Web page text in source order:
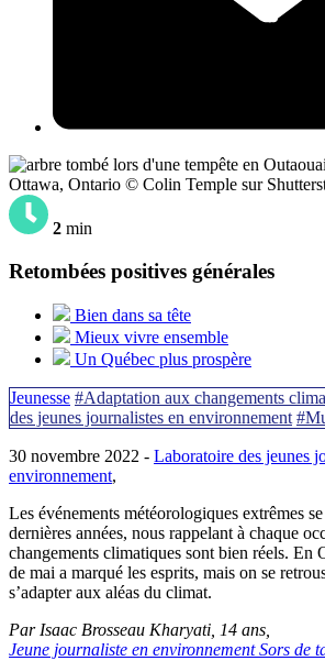
Ottawa, Ontario © Colin Temple sur
2 min
Retombées positives générales
Bien dans sa tête
Mieux vivre ensemble
Un Québec plus prospère
Jeunesse #Adaptation aux changements
des jeunes journalistes en environnement
30 novembre 2022 - Laboratoire des jeunes
environnement,
Les événements météorologiques extrêmes
dernières années, nous rappelant à chaque
changements climatiques sont bien réels. En
de mai a marqué les esprits, mais on se
s’adapter aux aléas du climat.
Par Isaac Brosseau Kharyati, 14 ans,
Jeune journaliste en environnement Sors de